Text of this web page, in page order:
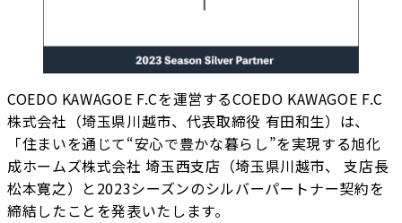
COEDO KAWAGOE F.Cを運営するCOEDO KAWAGOE F.C
株式会社（埼玉県川越市、代表取締役 有田和生）は、
「住まいを通じて“安心で豊かな暮らし”を実現する旭化
成ホームズ株式会社 埼玉西支店（埼玉県川越市、 支店長
松本寛之）と2023シーズンのシルバーパートナー契約を
締結したことを発表いたします。